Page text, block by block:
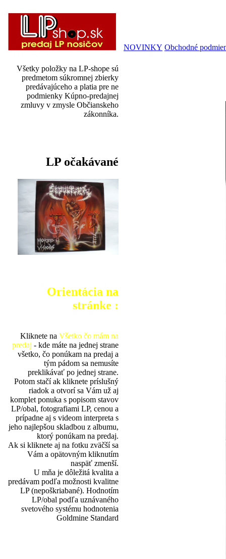
Všetky položky na LP-shope sú
predmetom súkromnej zbierky
predávajúceho a platia pre ne
podmienky Kúpno-predajnej
zmluvy v zmysle Občianskeho
zákonníka.
LP očakávané
Orientácia na
stránke :
Kliknete na Všetko čo mám na
predaj - kde máte na jednej strane
všetko, čo ponúkam na predaj a
tým pádom sa nemusíte
preklikávať po jednej strane.
Potom stačí ak kliknete príslušný
riadok a otvorí sa Vám už aj
komplet ponuka s popisom stavov
LP/obal, fotografiami LP, cenou a
prípadne aj s videom interpreta s
jeho najlepšou skladbou z albumu,
ktorý ponúkam na predaj.
Ak si kliknete aj na fotku zväčší sa
Vám a opätovným kliknutím
naspäť zmenší.
U mňa je dôležitá kvalita a
predávam podľa možnosti kvalitne
LP (nepoškriabané). Hodnotím
LP/obal podľa uznávaného
svetového systému hodnotenia
Goldmine Standard
NOVINKY Obchodné